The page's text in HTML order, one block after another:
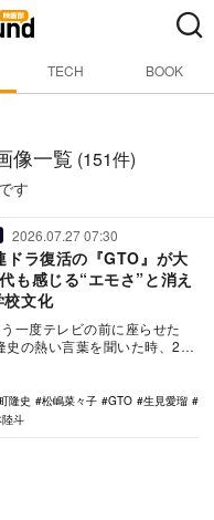
TECH BOOK
像一覧 (151件)
す
2026.07.27 07:30
ドラ復活の『GTO』が大
も感じる“エモさ”と消え
校文化
う一度テレビの前に座らせた
史の熱い言葉を聞いた時、28
ン…
隆史 松嶋菜々子 GTO
生見愛瑠
斗